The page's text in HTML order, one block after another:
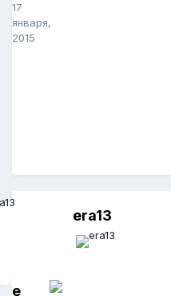
17
января,
2015
e
era13